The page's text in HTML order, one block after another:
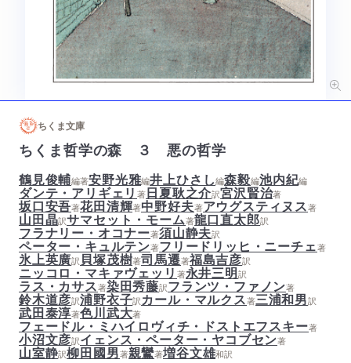
ちくま文庫
ちくま哲学の森 ３ 悪の哲学
鶴見俊輔編著安野光雅編井上ひさし編森毅編池内紀編
ダンテ・アリギェリ著日夏耿之介訳宮沢賢治著
坂口安吾著花田清輝著中野好夫著アウグスティヌス著
山田晶訳サマセット・モーム著龍口直太郎訳
フラナリー・オコナー著須山静夫訳
ペーター・キュルテン著フリードリッヒ・ニーチェ著
氷上英廣訳貝塚茂樹著司馬遷著福島吉彦訳
ニッコロ・マキァヴェッリ著永井三明訳
ラス・カサス著染田秀藤訳フランツ・ファノン著
鈴木道彦訳浦野衣子訳カール・マルクス著三浦和男訳
武田泰淳著色川武大著
フェードル・ミハイロヴィチ・ドストエフスキー著
小沼文彦訳イェンス・ペーター・ヤコブセン著
山室静訳柳田國男著親鸞著増谷文雄和訳